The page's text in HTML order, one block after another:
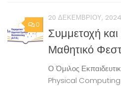
0
20 ΔΕΚΕΜΒΡΊΟΥ, 2024
Συμμετοχή
Μαθητικό
Ο Όμιλος
Physical Computing